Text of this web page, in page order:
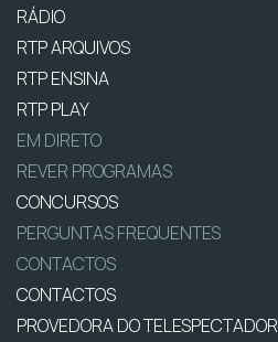
RÁDIO
RTP ARQUIVOS
RTP ENSINA
RTP PLAY
EM DIRETO
REVER PROGRAMAS
CONCURSOS
PERGUNTAS FREQUENTES
CONTACTOS
CONTACTOS
PROVEDORA DO TELESPECTADOR